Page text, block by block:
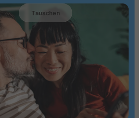
Tauschen